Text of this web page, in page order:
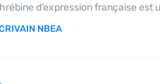
d’expression française est
NBEA